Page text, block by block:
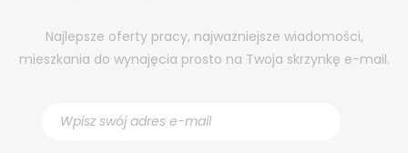
Najlepsze oferty pracy, najważniejsze wiadomości,
mieszkania do wynajęcia prosto na Twoja skrzynkę e-mail.